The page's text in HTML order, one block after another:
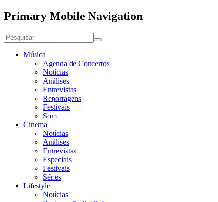
Primary Mobile Navigation
Música
Agenda de Concertos
Notícias
Análises
Entrevistas
Reportagens
Festivais
Som
Cinema
Notícias
Análises
Entrevistas
Especiais
Festivais
Séries
Lifestyle
Notícias